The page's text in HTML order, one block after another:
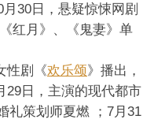
30日，悬疑惊悚网剧
红月》、《鬼妻》单
性剧《欢乐颂》播出，
29日，主演的现代都市
礼策划师夏燃 ；7月31